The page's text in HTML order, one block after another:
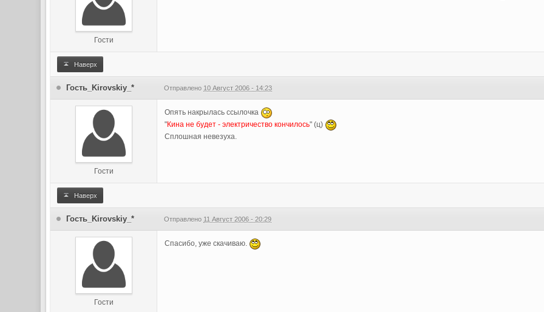
Гости
Наверх
Гость_Kirovskiy_* Отправлено 10 Август 2006 - 14:23
Гости
Опять накрылась ссылочка
"Кина не будет - электричество кончилось" (ц)
Сплошная невезуха.
Наверх
Гость_Kirovskiy_* Отправлено 11 Август 2006 - 20:29
Гости
Спасибо, уже скачиваю.